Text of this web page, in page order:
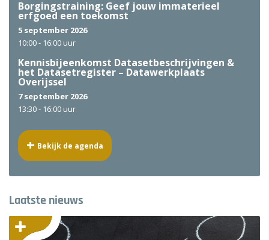
Borgingstraining: Geef jouw immaterieel
erfgoed een toekomst
5 september 2026
10:00 - 16:00 uur
Kennisbijeenkomst Datasetbeschrijvingen &
het Datasetregister – Datawerkplaats
Overijssel
7 september 2026
13:30 - 16:00 uur
Bekijk de agenda
Laatste nieuws